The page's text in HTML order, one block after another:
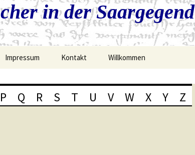
in der Saargegend
Impressum Kontakt Willkommen
P Q R S T U V W X Y Z